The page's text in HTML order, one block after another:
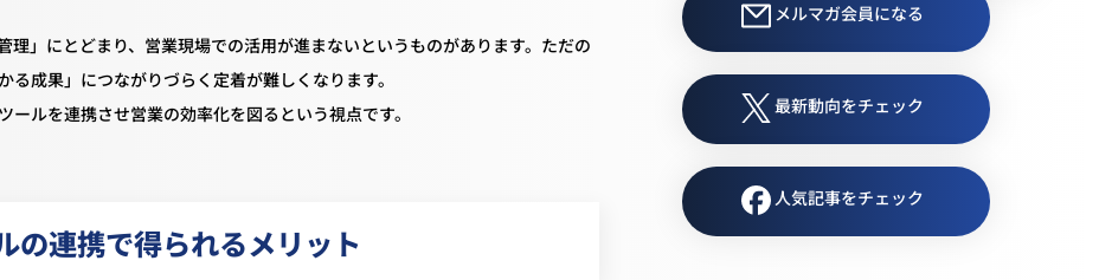
」にとどまり、営業現場での活用が進まないというものがあります。ただの
成果」につながりづらく定着が難しくなります。
ルを連携させ営業の効率化を図るという視点です。
の連携で得られるメリット
メルマガ会員になる
最新動向をチェック
人気記事をチェック